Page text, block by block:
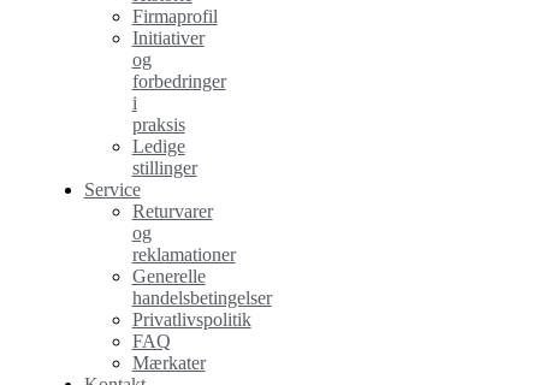
Firmaprofil
Initiativer
og
forbedringer
i
praksis
Ledige
stillinger
Service
Returvarer
og
reklamationer
Generelle
handelsbetingelser
Privatlivspolitik
FAQ
Mærkater